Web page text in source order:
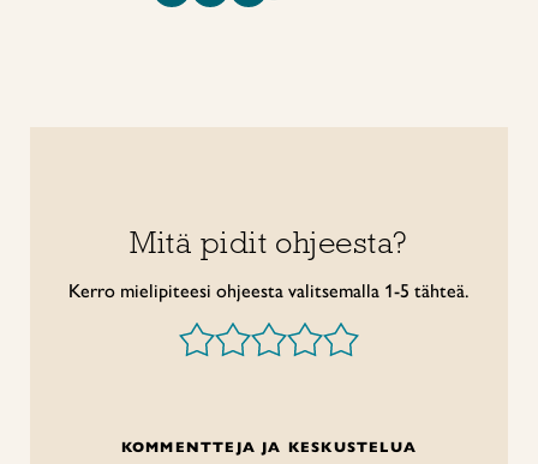
Mitä pidit ohjeesta?
Kerro mielipiteesi ohjeesta valitsemalla 1-5 tähteä.
KOMMENTTEJA JA KESKUSTELUA